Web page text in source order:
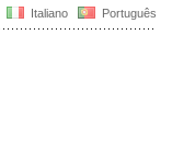
Italiano Português